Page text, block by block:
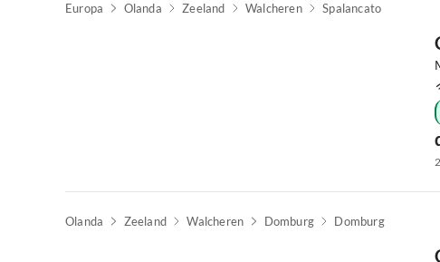
Europa Olanda Zeeland Walcheren Spalancato
Olanda Zeeland Walcheren Domburg Domburg